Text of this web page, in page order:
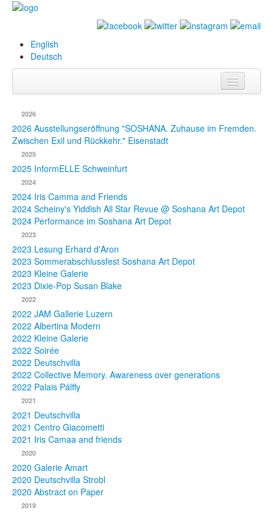
English
Deutsch
Biografie
Ausstellungen
& Projekte
Presse
Publikationen
Texte
Sammlungen
2026
2026 Ausstellungseröffnung "SOSHANA. Zuhause im Fremden.
Zwischen Exil und Rückkehr." Eisenstadt
2025
2025 InformELLE Schweinfurt
2024
2024 Iris Camma and Friends
2024 Scheiny's Yiddish All Star Revue @ Soshana Art Depot
2024 Performance im Soshana Art Depot
2023
2023 Lesung Erhard d'Aron
2023 Sommerabschlussfest Soshana Art Depot
2023 Kleine Galerie
2023 Dixie-Pop Susan Blake
2022
2022 JAM Gallerie Luzern
2022 Albertina Modern
2022 Kleine Galerie
2022 Soirée
2022 Deutschvilla
2022 Collective Memory. Awareness over generations
2022 Palais Pálffy
2021
2021 Deutschvilla
2021 Centro Giacometti
2021 Iris Camaa and friends
2020
2020 Galerie Amart
2020 Deutschvilla Strobl
2020 Abstract on Paper
2019